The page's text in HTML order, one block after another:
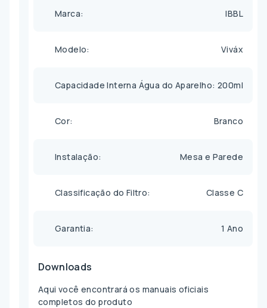
Marca IBBL
Modelo Viváx
Capacidade Interna Água do Aparelho 200ml
Cor Branco
Instalação Mesa e Parede
Classificação do Filtro Classe C
Garantia 1 Ano
Downloads
Aqui você encontrará os manuais oficiais
completos do produto